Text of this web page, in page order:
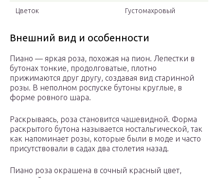
Цветок Густомахровый
Внешний вид и особенности
Пиано — яркая роза, похожая на пион. Лепестки в
бутонах тонкие, продолговатые, плотно
прижимаются друг другу, создавая вид старинной
розы. В неполном роспуске бутоны круглые, в
форме ровного шара.
Раскрываясь, роза становится чашевидной. Форма
раскрытого бутона называется ностальгической, так
как напоминает розы, которые были в моде и часто
присутствовали в садах два столетия назад.
Пиано роза окрашена в сочный красный цвет,